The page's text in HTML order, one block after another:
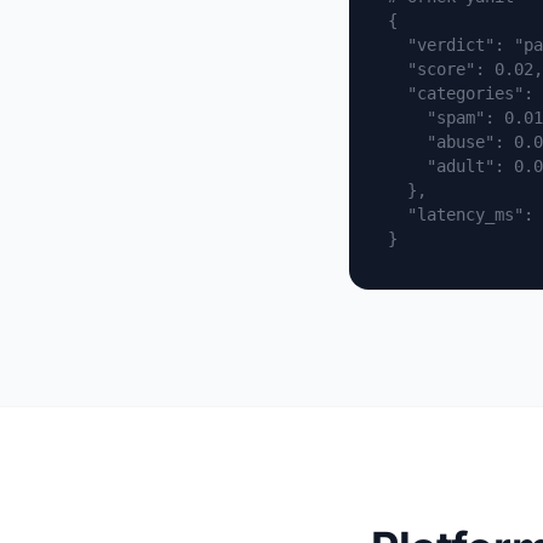
{
"verdict":
  "score": 0.02,
"categories":
"spam":
"abuse":
"adult":
  },
"latency_ms":
}